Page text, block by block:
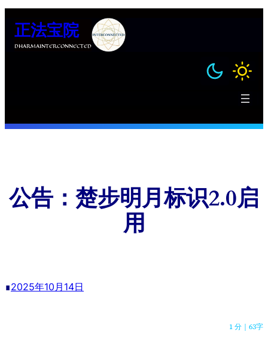
正法宝院
DHARMAINTERCONNECTED
公告：楚步明月标识2.0启
用
∎2025年10月14日
1 分 ｜ 63字